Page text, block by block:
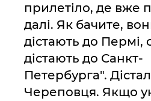
прилетіло, де вже
далі. Як бачите,
дістають до Пермі,
дістають до Санкт-
Петербурга".
Череповця. Якщо